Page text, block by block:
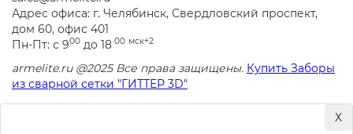
Адрес офиса: г. Челябинск, Свердловский проспект,
дом 60, офис 401
Пн-Пт: с 900 до 18 00 мск+2
armelite.ru @2025 Все права защищены. Купить Заборы
из сварной сетки "ГИТТЕР 3D"
Х